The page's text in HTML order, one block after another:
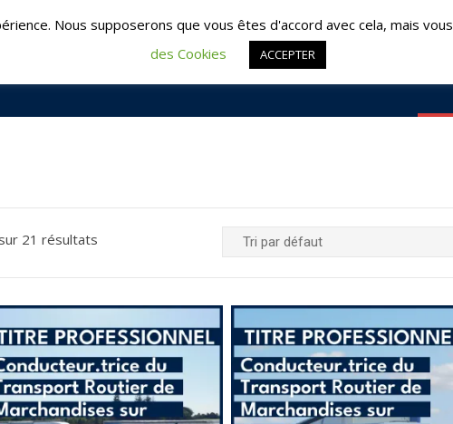
: 02 51 09 95 95 | Les Herbiers : 02 51 57 57 64
21 résultats
Nous supposerons que vous êtes d'accord avec cela, mais
des Cookies
ACCEPTER